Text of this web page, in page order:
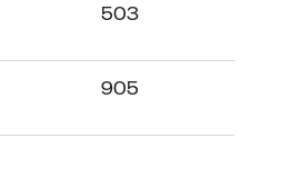
503
905